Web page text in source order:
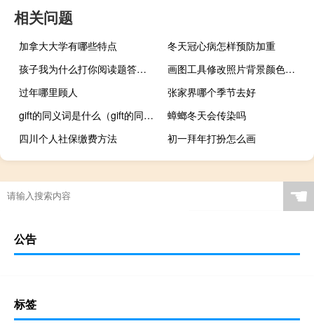
相关问题
加拿大大学有哪些特点
冬天冠心病怎样预防加重
孩子我为什么打你阅读题答案（孩子我为什么打你阅读答案）
画图工具修改照片背景颜色（画图工具修改照片背景）
过年哪里顾人
张家界哪个季节去好
gift的同义词是什么（gift的同义词）
蟑螂冬天会传染吗
四川个人社保缴费方法
初一拜年打扮怎么画
☚
公告
标签